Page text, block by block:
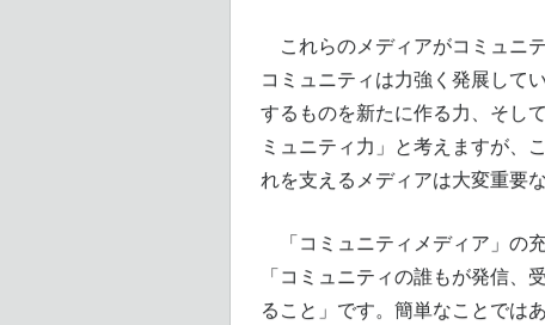
これらのメディアがコミュニ
コミュニティは力強く発展して
するものを新たに作る力、そし
ミュニティ力」と考えますが、
れを支えるメディアは大変重要な
「コミュニティメディア」の充
「コミュニティの誰もが発信、
ること」です。簡単なことでは